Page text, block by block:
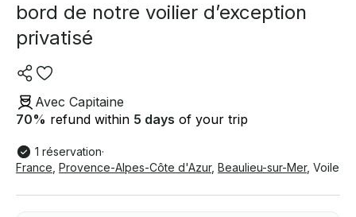
bord de notre voilier d’exception
privatisé
Avec Capitaine
70% refund within 5 days of your trip
1 réservation·
France Provence-Alpes-Côte d'Azur, Beaulieu-sur-Mer, Voile